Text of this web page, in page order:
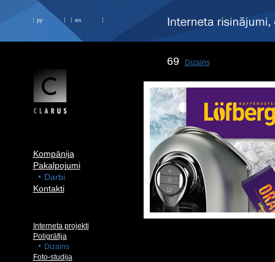
ру en
Kompānija
Pakalpojumi
Darbi
Kontakti
Interneta projekti
Poligrāfija
Dizains
Foto-studija
69 Dizains